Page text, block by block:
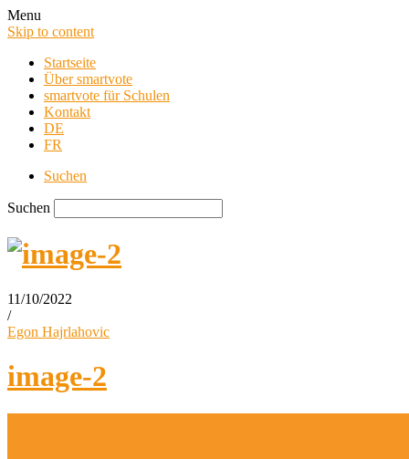
Menu
Skip to content
Startseite
Über smartvote
smartvote für Schulen
Kontakt
DE
FR
Suchen
Suchen
smartvote Blog
11/10/2022
/
Egon Hajrlahovic
image-2